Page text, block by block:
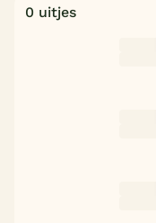
0 uitjes